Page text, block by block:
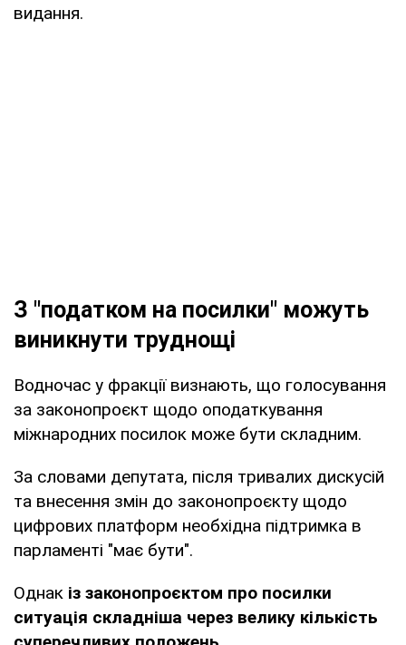
видання.
З "податком на посилки" можуть
виникнути труднощі
Водночас у фракції визнають, що голосування
за законопроєкт щодо оподаткування
міжнародних посилок може бути складним.
За словами депутата, після тривалих дискусій
та внесення змін до законопроєкту щодо
цифрових платформ необхідна підтримка в
парламенті "має бути".
Однак із законопроєктом про посилки
ситуація складніша через велику кількість